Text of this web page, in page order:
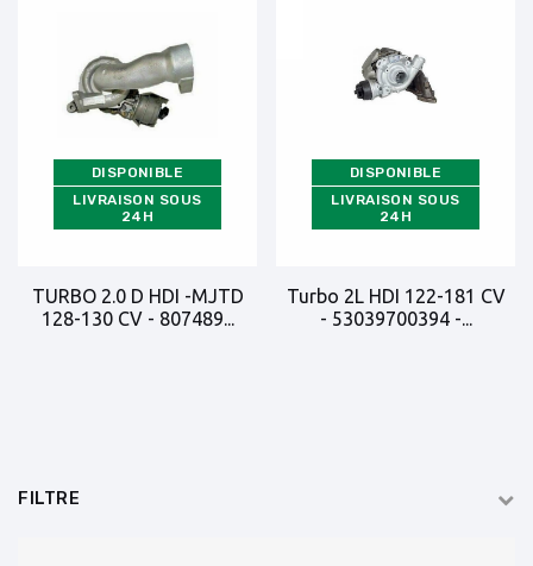
DISPONIBLE
LIVRAISON SOUS
24H
TURBO 2.0 D HDI -MJTD
128-130 CV - 807489...
DISPONIBLE
LIVRAISON SOUS
24H
Turbo 2L HDI 122-181 CV
- 53039700394 -...
FILTRE